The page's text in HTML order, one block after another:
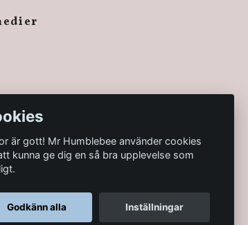
är gott! Mr Humblebee använder cookies
kunna ge dig en så bra upplevelse som
Godkänn alla Inställningar